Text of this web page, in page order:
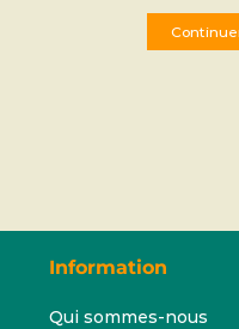
Information
Qui sommes-nous